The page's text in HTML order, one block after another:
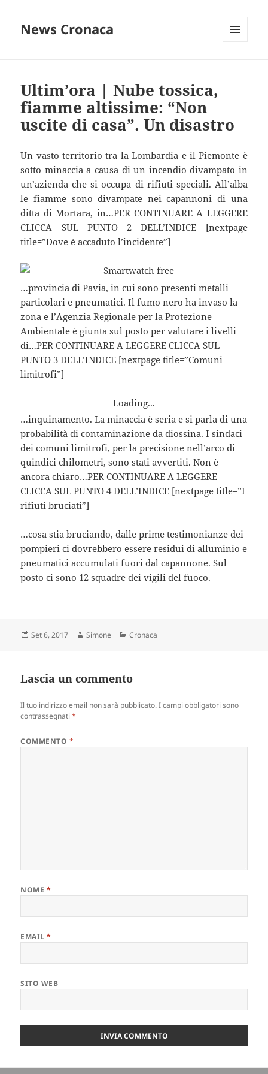
News Cronaca
Ultim’ora | Nube tossica,
fiamme altissime: “Non
uscite di casa”. Un disastro
Un vasto territorio tra la Lombardia e il Piemonte è
sotto minaccia a causa di un incendio divampato in
un’azienda che si occupa di rifiuti speciali. All’alba
le fiamme sono divampate nei capannoni di una
ditta di Mortara, in…PER CONTINUARE A LEGGERE
CLICCA SUL PUNTO 2 DELL’INDICE [nextpage
title=”Dove è accaduto l’incidente”]
…provincia di Pavia, in cui sono presenti metalli
particolari e pneumatici. Il fumo nero ha invaso la
zona e l’Agenzia Regionale per la Protezione
Ambientale è giunta sul posto per valutare i livelli
di…PER CONTINUARE A LEGGERE CLICCA SUL
PUNTO 3 DELL’INDICE [nextpage title=”Comuni
limitrofi”]
Loading...
…inquinamento. La minaccia è seria e si parla di una
probabilità di contaminazione da diossina. I sindaci
dei comuni limitrofi, per la precisione nell’arco di
quindici chilometri, sono stati avvertiti. Non è
ancora chiaro…PER CONTINUARE A LEGGERE
CLICCA SUL PUNTO 4 DELL’INDICE [nextpage title=”I
rifiuti bruciati”]
…cosa stia bruciando, dalle prime testimonianze dei
pompieri ci dovrebbero essere residui di alluminio e
pneumatici accumulati fuori dal capannone. Sul
posto ci sono 12 squadre dei vigili del fuoco.
Scritto
Set 6, 2017 Autore
Simone Categorie
Cronaca
Lascia un commento
Il tuo indirizzo email non sarà pubblicato. I campi obbligatori sono
contrassegnati*
COMMENTO *
NOME *
EMAIL*
SITO WEB